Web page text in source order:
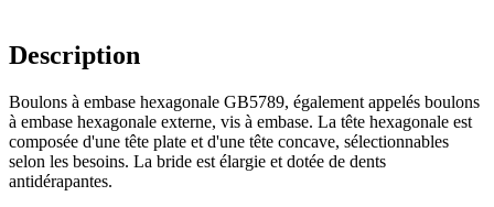
Description
Boulons à embase hexagonale GB5789, également appelés boulons
à embase hexagonale externe, vis à embase. La tête hexagonale est
composée d'une tête plate et d'une tête concave, sélectionnables
selon les besoins. La bride est élargie et dotée de dents
antidérapantes.